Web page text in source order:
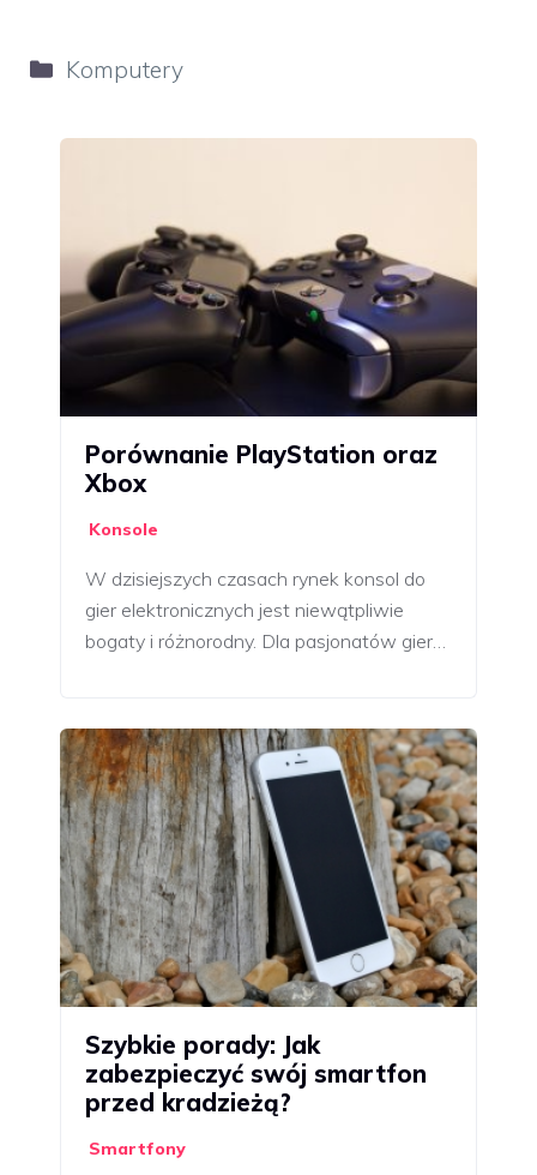
Kategorie
Komputery
Porównanie PlayStation oraz
Xbox
Konsole
W dzisiejszych czasach rynek konsol do
gier elektronicznych jest niewątpliwie
bogaty i różnorodny. Dla pasjonatów gier…
Szybkie porady: Jak
zabezpieczyć swój smartfon
przed kradzieżą?
Smartfony